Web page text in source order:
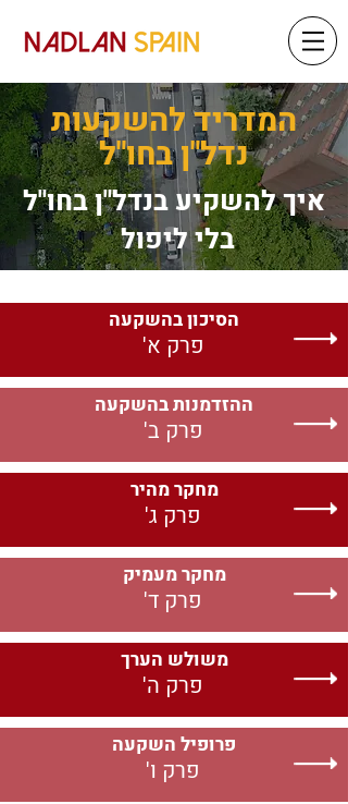
המדריד להשקעות
נדל"ן בחו"ל
איך להשקיע בנדל"ן בחו"ל
בלי ליפול
פרק א'
הסיכון בהשקעה
פרק ב'
ההזדמנות בהשקעה
פרק ג'
מחקר מהיר
פרק ד'
מחקר מעמיק
פרק ה'
משולש הערך
פרק ו'
פרופיל השקעה